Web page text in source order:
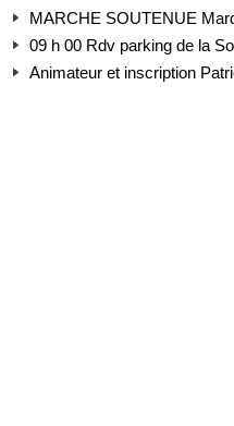
MARCHE SOUTENUE
09 h 00 Rdv parking de la
Animateur et inscription